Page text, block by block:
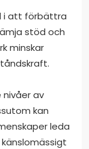
i att förbättra
stöd och
minskar
av
kan
leda